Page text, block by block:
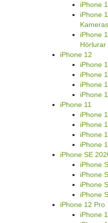
iPhone
iPhone
iPhone
Hörlurar
iPhone 12
iPhone
iPhone
iPhone
iPhone
iPhone 11
iPhone
iPhone
iPhone
iPhone
iPhone SE
iPhone
iPhone
iPhone
iPhone
iPhone 12 Pro
iPhone